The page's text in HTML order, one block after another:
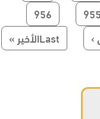
الصفحة
955 الصفحة
956
›
Last page
Lastالأخير »